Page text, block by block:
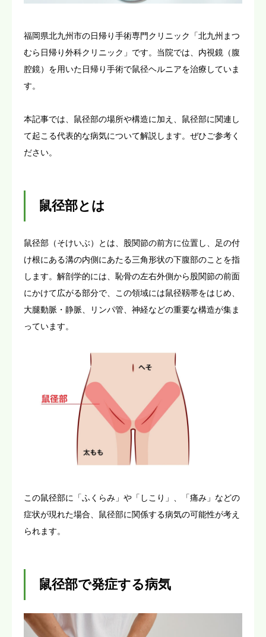
福岡県北九州市の日帰り手術専門クリニック「北九州まつ
むら日帰り外科クリニック」です。当院では、内視鏡（腹
腔鏡）を用いた日帰り手術で鼠径ヘルニアを治療していま
す。
本記事では、鼠径部の場所や構造に加え、鼠径部に関連し
て起こる代表的な病気について解説します。ぜひご参考く
ださい。
鼠径部とは
鼠径部（そけいぶ）とは、股関節の前方に位置し、足の付
け根にある溝の内側にあたる三角形状の下腹部のことを指
します。解剖学的には、恥骨の左右外側から股関節の前面
にかけて広がる部分で、この領域には鼠径靱帯をはじめ、
大腿動脈・静脈、リンパ管、神経などの重要な構造が集ま
っています。
この鼠径部に「ふくらみ」や「しこり」、「痛み」などの
症状が現れた場合、鼠径部に関係する病気の可能性が考え
られます。
鼠径部で発症する病気
受診予約